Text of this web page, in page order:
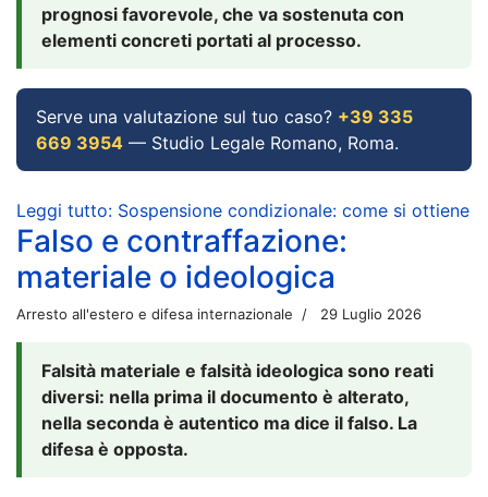
prognosi favorevole, che va sostenuta con
elementi concreti portati al processo.
Serve una valutazione sul tuo caso? +39 335
669 3954 — Studio Legale Romano, Roma.
Leggi tutto: Sospensione condizionale: come si ottiene
Falso e contraffazione:
materiale o ideologica
Arresto all'estero e difesa internazionale 29 Luglio 2026
Falsità materiale e falsità ideologica sono reati
diversi: nella prima il documento è alterato,
nella seconda è autentico ma dice il falso. La
difesa è opposta.